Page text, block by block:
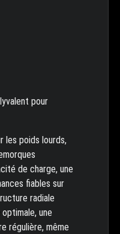
pour
les poids lourds,
de charge, une
fiables sur
radiale
une
régulière, même